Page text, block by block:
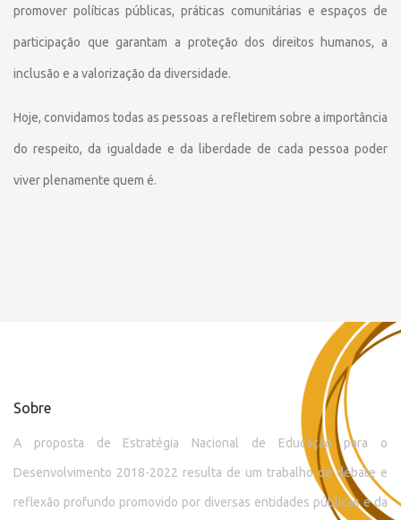
promover políticas públicas, práticas comunitárias e espaços de
participação que garantam a proteção dos direitos humanos, a
inclusão e a valorização da diversidade.
Hoje, convidamos todas as pessoas a refletirem sobre a importância
do respeito, da igualdade e da liberdade de cada pessoa poder
viver plenamente quem é.
Sobre
A proposta de Estratégia Nacional de Educação para o
Desenvolvimento 2018-2022 resulta de um trabalho de debate e
reflexão profundo promovido por diversas entidades públicas e da